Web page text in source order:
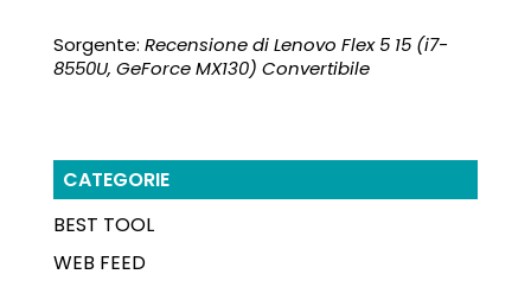
Sorgente: Recensione di Lenovo Flex 5 15 (i7-
8550U, GeForce MX130) Convertibile
CATEGORIE
BEST TOOL
WEB FEED